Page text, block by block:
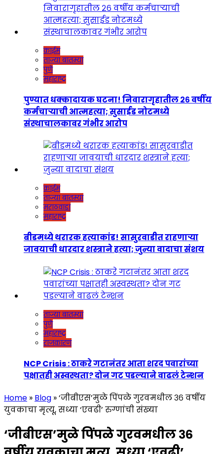
क्राईम
ताज्या बातम्या
पुणे
महाराष्ट्र
पुण्यात धक्कादायक घटना! निवारागृहातील २६ वर्षीय
कर्मचाऱ्याची आत्महत्या; सुसाईड नोटमध्ये
संस्थाचालकावर गंभीर आरोप
क्राईम
ताज्या बातम्या
मराठवाडा
महाराष्ट्र
बीडमध्ये थरारक हत्याकांड! सासुरवाडीत राहणाऱ्या
जावयाची धारदार शस्त्राने हत्या; जुन्या वादाचा संशय
ताज्या बातम्या
पुणे
महाराष्ट्र
राजकारण
NCP Crisis : ठाकरे गटानंतर आता शरद पवारांच्या
पक्षातही अस्वस्थता? दोन गट पडल्याने वाढलं टेन्शन
Home » Blog »‘जीबीएस’मुळे पिंपळे गुरवमधील ३६ वर्षीय
युवकाचा मृत्यू, सध्या ‘एवढी’ रुग्णांची संख्या
‘जीबीएस’मुळे पिंपळे गुरवमधील ३६